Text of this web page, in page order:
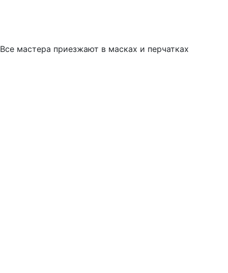
Все мастера приезжают в масках и перчатках